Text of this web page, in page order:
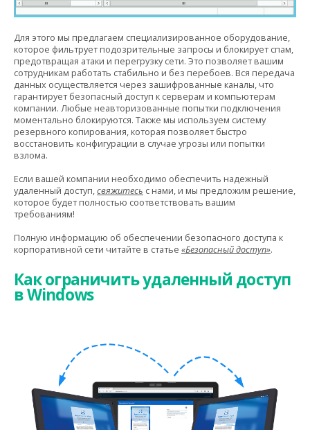
Для этого мы предлагаем специализированное оборудование,
которое фильтрует подозрительные запросы и блокирует спам,
предотвращая атаки и перегрузку сети. Это позволяет вашим
сотрудникам работать стабильно и без перебоев. Вся передача
данных осуществляется через зашифрованные каналы, что
гарантирует безопасный доступ к серверам и компьютерам
компании. Любые неавторизованные попытки подключения
моментально блокируются. Также мы используем систему
резервного копирования, которая позволяет быстро
восстановить конфигурации в случае угрозы или попытки
взлома.
Если вашей компании необходимо обеспечить надежный
удаленный доступ,свяжитесь с нами, и мы предложим решение,
которое будет полностью соответствовать вашим
требованиям!
Полную информацию об обеспечении безопасного доступа к
корпоративной сети читайте в статье «Безопасный доступ».
Как ограничить удаленный доступ
в Windows